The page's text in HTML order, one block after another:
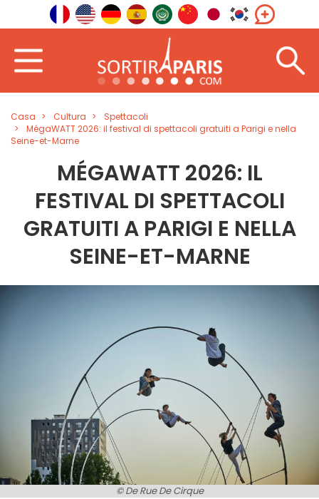
Casa Cultura
Spettacoli
MégaWATT 2026: il festival di spettacoli gratuiti a Parigi e nella
Seine-et-Marne
MÉGAWATT 2026: IL
FESTIVAL DI SPETTACOLI
GRATUITI A PARIGI E NELLA
SEINE-ET-MARNE
© De Rue De Cirque